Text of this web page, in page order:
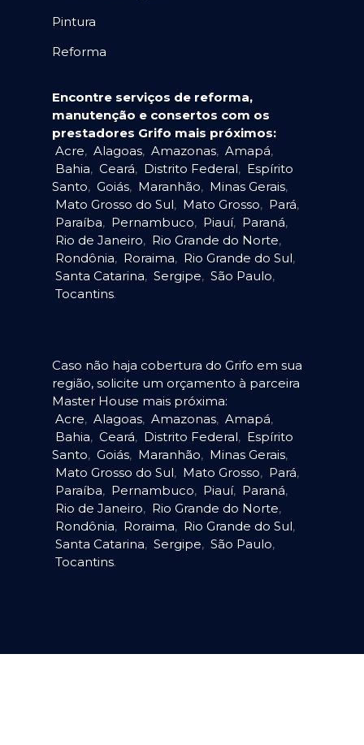
Pintura
Reforma
Encontre serviços de reforma,
manutenção e consertos com os
prestadores Grifo mais próximos:
Acre, Alagoas, Amazonas, Amapá,
Bahia, Ceará, Distrito Federal, Espírito
Santo, Goiás, Maranhão, Minas Gerais,
Mato Grosso do Sul, Mato Grosso, Pará,
Paraíba, Pernambuco, Piauí, Paraná,
Rio de Janeiro, Rio Grande do Norte,
Rondônia, Roraima, Rio Grande do Sul,
Santa Catarina, Sergipe, São Paulo,
Tocantins.
Caso não haja cobertura do Grifo em sua
região, solicite um orçamento à parceira
Master House mais próxima:
Acre, Alagoas, Amazonas, Amapá,
Bahia, Ceará, Distrito Federal, Espírito
Santo, Goiás, Maranhão, Minas Gerais,
Mato Grosso do Sul, Mato Grosso, Pará,
Paraíba, Pernambuco, Piauí, Paraná,
Rio de Janeiro, Rio Grande do Norte,
Rondônia, Roraima, Rio Grande do Sul,
Santa Catarina, Sergipe, São Paulo,
Tocantins.